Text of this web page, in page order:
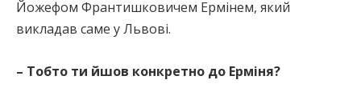
Йожефом Франтишковичем Ермінем, який
викладав саме у Львові.
– Тобто ти йшов конкретно до Ерміня?